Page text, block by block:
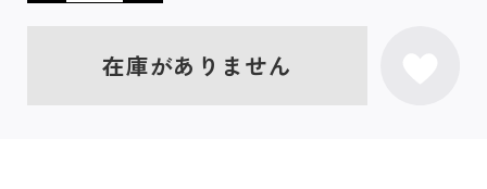
在庫がありません